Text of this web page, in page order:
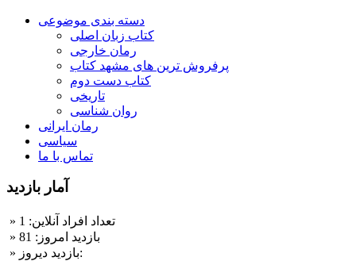
دسته بندی موضوعی
کتاب زبان اصلی
رمان خارجی
پرفروش ترین های مشهد کتاب
کتاب دست دوم
تاریخی
روان شناسی
رمان ایرانی
سیاسی
تماس با ما
آمار بازدید
» تعداد افراد آنلاین: 1
» بازديد امروز: 81
» بازديد ديروز: